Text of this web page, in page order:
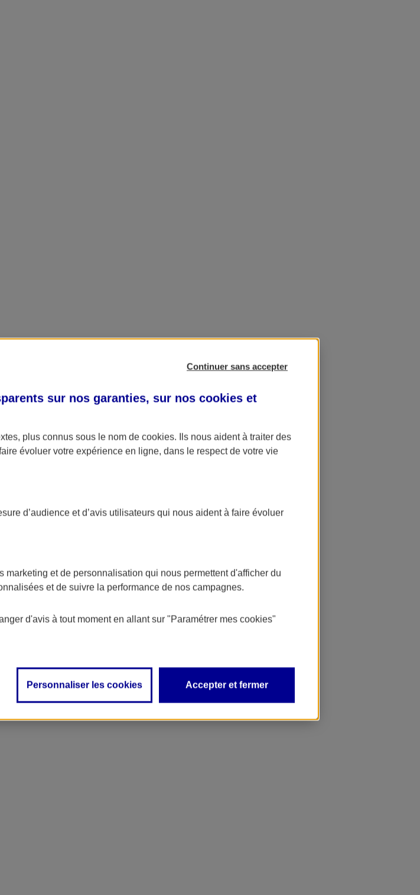
Continuer sans accepter
sur nos garanties, sur nos cookies et
plus connus sous le nom de cookies. Ils nous aident à traiter des
évoluer votre expérience en ligne, dans le respect de votre vie
d’audience et d’avis utilisateurs qui nous aident à faire évoluer
marketing et de personnalisation qui nous permettent d'afficher du
et de suivre la performance de nos campagnes.
d'avis à tout moment en allant sur "Paramétrer mes cookies"
Personnaliser les cookies Accepter et fermer